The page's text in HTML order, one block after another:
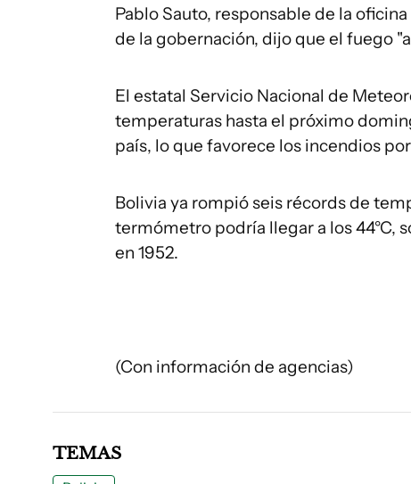
Pablo Sauto, responsable de la
de la gobernación, dijo que el fuego
El estatal Servicio Nacional de
temperaturas hasta el próximo
país, lo que favorece los incendios
Bolivia ya rompió seis récords de
termómetro podría llegar a los 44°C,
en 1952.
(Con información de agencias)
TEMAS